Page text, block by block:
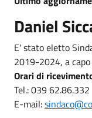
Daniel
E' stato eletto
2019-2024, a
Orari di
Tel.: 039 62.86.332
E-mail: